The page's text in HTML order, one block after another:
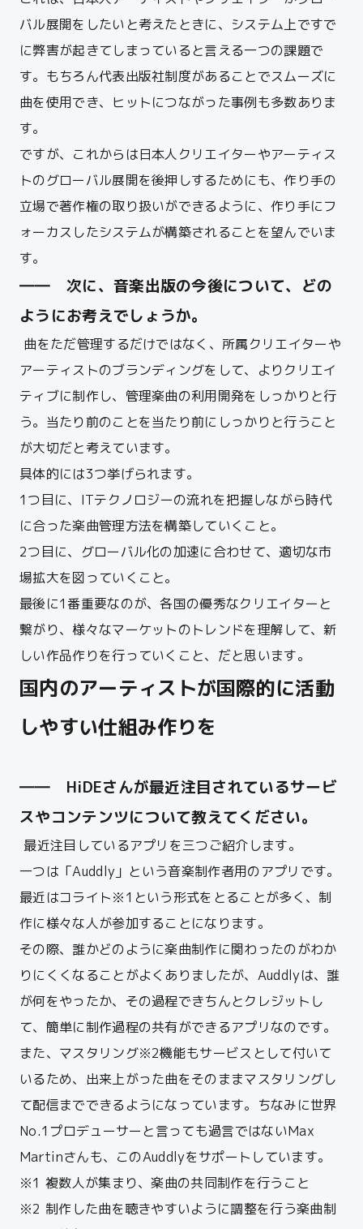
バル展開をしたいと考えたときに、システム上ですで
に弊害が起きてしまっていると言える一つの課題で
す。 もちろん代表出版社制度があることでスムーズに
曲を使用でき、 ヒットにつながった事例も多数ありま
す。
ですが、これからは日本人クリエイターやアーティス
トのグローバル展開を後押しするためにも、作り手の
立場で著作権の取り扱いができるように、作り手にフ
ォーカスしたシステムが構築されることを望んでいま
す。
―― 次に、音楽出版の今後について、どの
ようにお考えでしょうか。
曲をただ管理するだけではなく、所属クリエイターや
アーティストのブランディングをして、よりクリエイ
ティブに制作し、管理楽曲の利用開発をしっかりと行
う。当たり前のことを当たり前にしっかりと行うこと
が大切だと考えています。
具体的には3つ挙げられます。
1つ目に、ITテクノロジーの流れを把握しながら時代
に合った楽曲管理方法を構築していくこと。
2つ目に、グローバル化の加速に合わせて、適切な市
場拡大を図っていくこと。
最後に1番重要なのが、各国の優秀なクリエイターと
繋がり、様々なマーケットのトレンドを理解して、新
しい作品作りを行っていくこと、だと思います。
国内のアーティストが国際的に活動
しやすい仕組み作りを
―― HiDEさんが最近注目されているサービ
スやコンテンツについて教えてください。
最近注目しているアプリを三つご紹介します。
一つは「Auddly」という音楽制作者用のアプリです。
最近はコライト※1という形式をとることが多く、制
作に様々な人が参加することになります。
その際、誰かどのように楽曲制作に関わったのがわか
りにくくなることがよくありましたが、 Auddlyは、誰
が何をやったか、その過程できちんとクレジットし
て、簡単に制作過程の共有ができるアプリなのです。
また、マスタリング※2機能もサービスとして付いて
いるため、出来上がった曲をそのままマスタリングし
て配信までできるようになっています。 ちなみに世界
No.1プロデューサーと言っても過言ではないMax
Martinさんも、このAuddlyをサポートしています。
※1 複数人が集まり、楽曲の共同制作を行うこと
※2 制作した曲を聴きやすいように調整を行う楽曲制